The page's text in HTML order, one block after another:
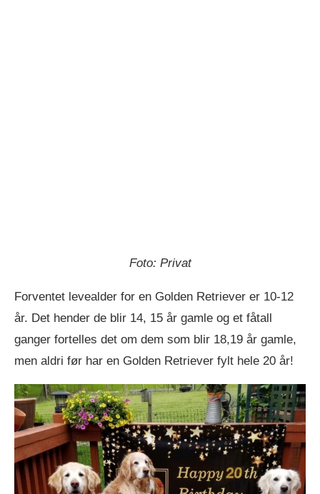
Foto: Privat
Forventet levealder for en Golden Retriever er 10-12
år. Det hender de blir 14, 15 år gamle og et fåtall
ganger fortelles det om dem som blir 18,19 år gamle,
men aldri før har en Golden Retriever fylt hele 20 år!